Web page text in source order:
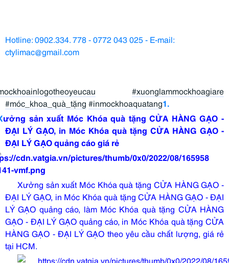
Hotline: 0902.334. 778 - 0772 043 025 - E-mail:
ctylimac@gmail.com
#xuonglammockhoagiare
#móc_khoa_quà_tặng #inmockhoaquatang1.
ưởng sản xuất Móc Khóa quà tặng CỬA HÀNG GẠO -
ĐẠI LÝ GẠO, in Móc Khóa quà tặng CỬA HÀNG GẠO -
ĐẠI LÝ GẠO quảng cáo giá rẻ
Xưởng sản xuất Móc Khóa quà tặng CỬA HÀNG GẠO -
ĐẠI LÝ GẠO, in Móc Khóa quà tặng CỬA HÀNG GẠO - ĐẠI
LÝ GẠO quảng cáo, làm Móc Khóa quà tặng CỬA HÀNG
GẠO - ĐẠI LÝ GẠO quảng cáo, in Móc Khóa quà tặng CỬA
HÀNG GẠO - ĐẠI LÝ GẠO theo yêu cầu chất lượng, giá rẻ
tại HCM.